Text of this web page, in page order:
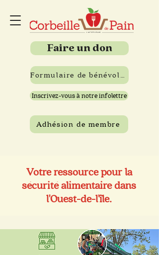
Faire un don
Inscrivez-vous à notre infolettre
Formulaire de bénévolat
Adhésion de membre
Votre ressource pour la
sécurité alimentaire dans
l'Ouest-de-l'île.